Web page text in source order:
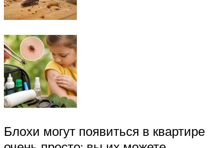
Блохи могут появиться в квартире